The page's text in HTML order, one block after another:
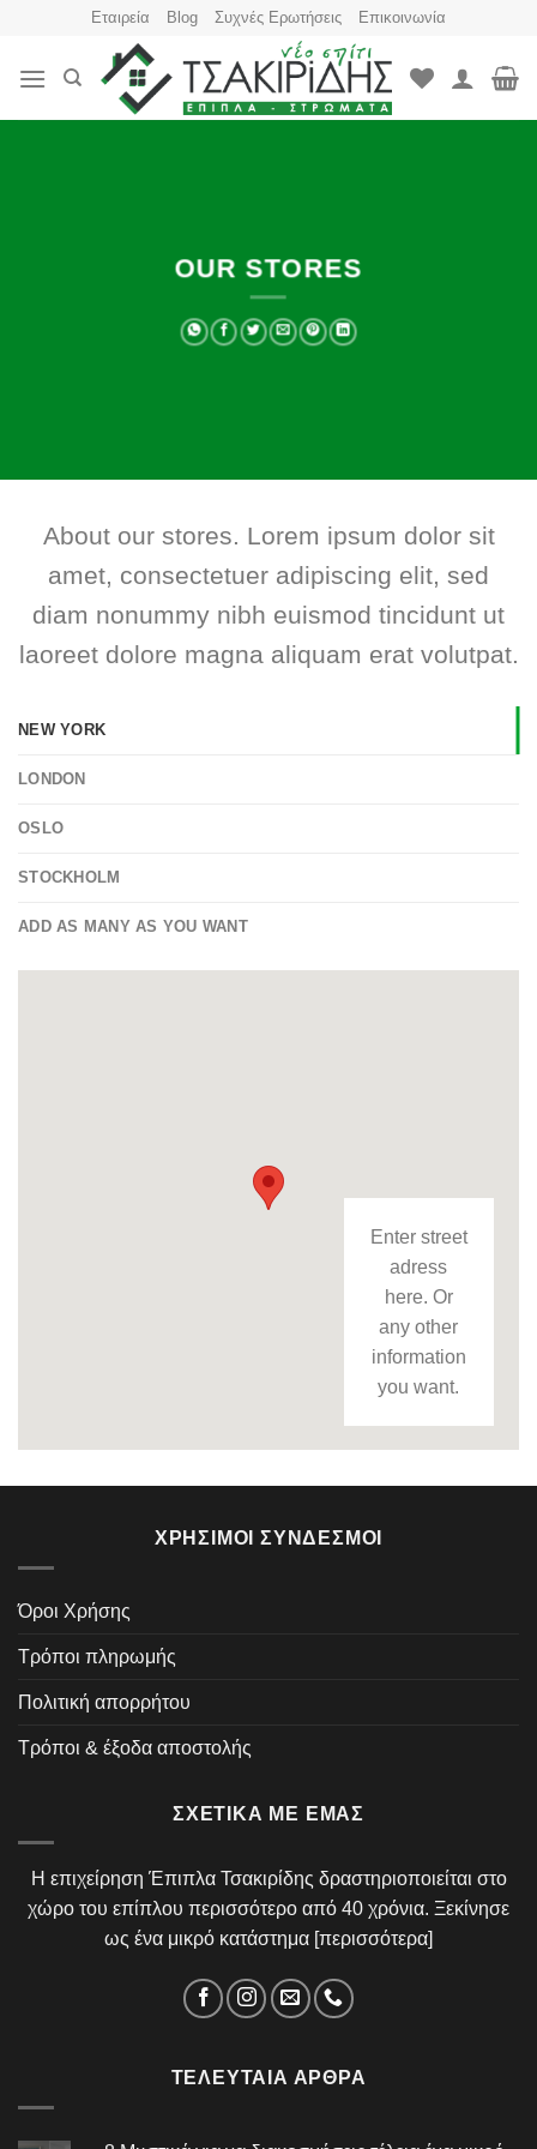
content
Εταιρεία Blog Συχνές Ερωτήσεις Επικοινωνία
OUR STORES
About our stores. Lorem ipsum dolor sit
amet, consectetuer adipiscing elit, sed
diam nonummy nibh euismod tincidunt ut
laoreet dolore magna aliquam erat volutpat.
NEW YORK
LONDON
OSLO
STOCKHOLM
ADD AS MANY AS YOU WANT
Enter street
adress
here. Or
any other
information
you want.
ΧΡΉΣΙΜΟΙ ΣΎΝΔΕΣΜΟΙ
Όροι Χρήσης
Τρόποι πληρωμής
Πολιτική απορρήτου
Τρόποι & έξοδα αποστολής
ΣΧΕΤΙΚΆ ΜΕ ΕΜΆΣ
Η επιχείρηση Έπιπλα Τσακιρίδης δραστηριοποιείται στο
χώρο του επίπλου περισσότερο από 40 χρόνια. Ξεκίνησε
ως ένα μικρό κατάστημα [περισσότερα]
ΤΕΛΕΥΤΑΊΑ ΆΡΘΡΑ